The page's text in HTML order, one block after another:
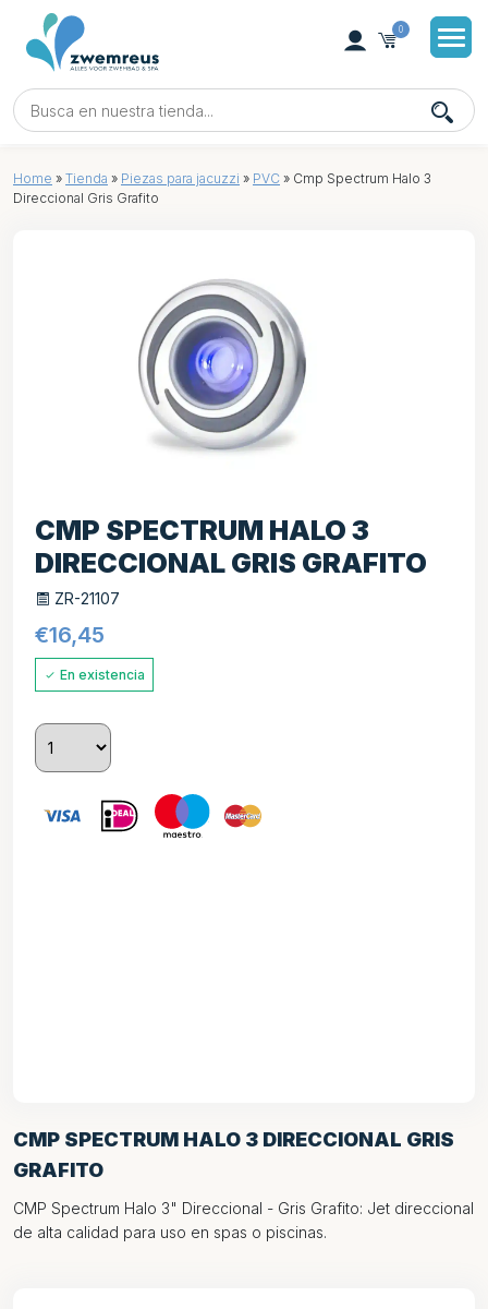
0
Home » Tienda » Piezas para jacuzzi » PVC » Cmp Spectrum Halo 3
Direccional Gris Grafito
CMP SPECTRUM HALO 3 DIRECCIONAL GRIS
GRAFITO
CMP Spectrum Halo 3" Direccional - Gris Grafito: Jet direccional
de alta calidad para uso en spas o piscinas.
CMP SPECTRUM HALO 3
DIRECCIONAL GRIS GRAFITO
ZR-21107
€16,45
En existencia